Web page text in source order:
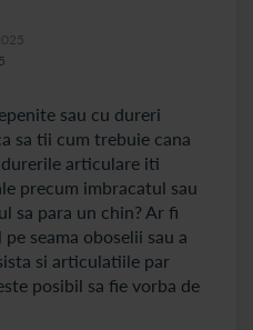
sau cu dureri
sa tii cum trebuie cana
durerile articulare iti
precum imbracatul sau
sa para un chin? Ar fi
seama oboselii sau a
si articulatiile par
posibil sa fie vorba de